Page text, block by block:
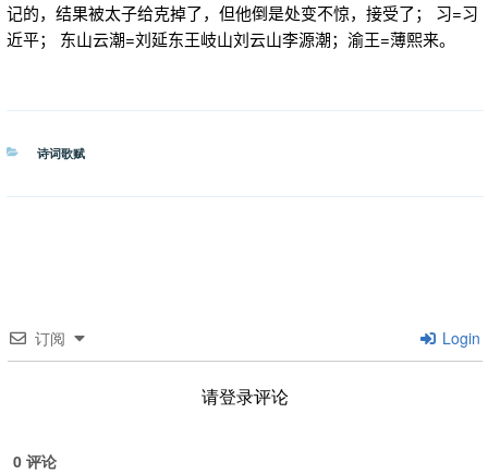
记的，结果被太子给克掉了，但他倒是处变不惊，接受了； 习=习
近平； 东山云潮=刘延东王岐山刘云山李源潮；渝王=薄熙来。
分
诗词歌赋
订阅 Login
请登录评论
0 评论